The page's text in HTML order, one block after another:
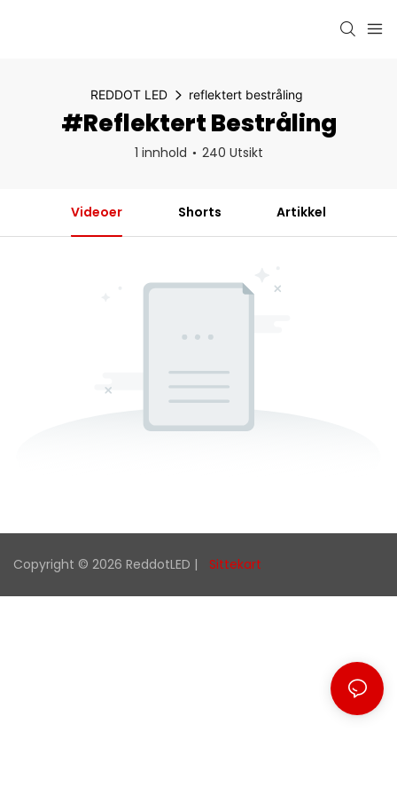
REDDOT LED reflektert bestråling
#reflektert Bestråling
1 innhold 240 Utsikt
Videoer Shorts Artikkel
Copyright © 2026 ReddotLED | Sittekart